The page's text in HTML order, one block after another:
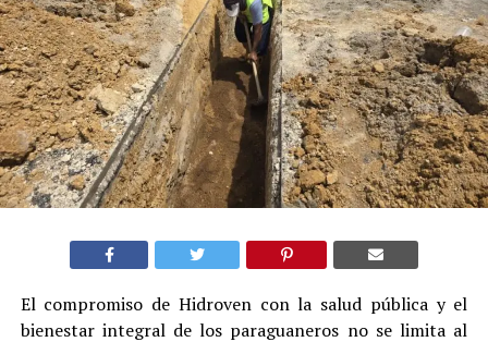
El compromiso de Hidroven con la salud pública y el
bienestar integral de los paraguaneros no se limita al